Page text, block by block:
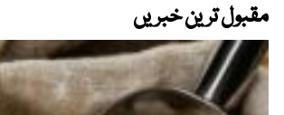
مقبول ترین خبریں